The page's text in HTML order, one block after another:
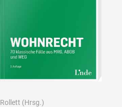
Rollett (Hrsg.)